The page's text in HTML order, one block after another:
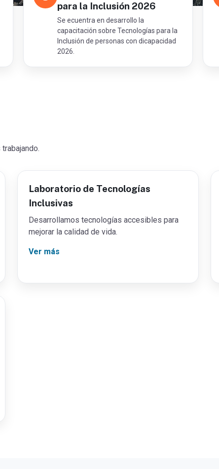
para la Inclusión 2026
Se ecuentra en desarrollo la
capacitación sobre Tecnologías para la
Inclusión de personas con dicapacidad
2026.
Laboratorio de Tecnologías
Inclusivas
Desarrollamos tecnologías accesibles para
mejorar la calidad de vida.
Ver más